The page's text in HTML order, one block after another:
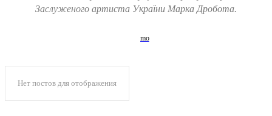
Заслуженого артиста України Марка Дробота.
Нет постов для отображения